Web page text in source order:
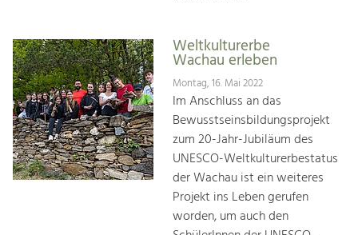
Weltkulturerbe
Wachau erleben
Montag, 16. Mai 2022
Im Anschluss an das
Bewusstseinsbildungsprojekt
zum 20-Jahr-Jubiläum des
UNESCO-Weltkulturerbestatus
der Wachau ist ein weiteres
Projekt ins Leben gerufen
worden, um auch den